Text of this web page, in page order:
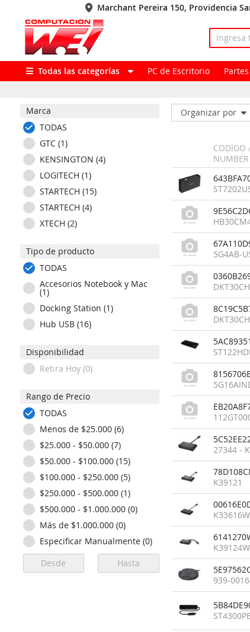
Marchant Pereira 150, Providencia
Todas las categorías PC de Escritorio
Marca
TODAS
GTC (1)
KENSINGTON (4)
LOGITECH (1)
STARTECH (15)
STARTECH (4)
XTECH (2)
Tipo de producto
TODAS
Accesorios Notebook y Mac
(1)
Docking Station (1)
Hub USB (16)
Disponibilidad
Retira Hoy (0)
Rango de Precio
TODAS
Menos de $25.000 (6)
$25.000 - $50.000 (7)
$50.000 - $100.000 (15)
$100.000 - $250.000 (5)
$250.000 - $500.000 (1)
$500.000 - $1.000.000 (0)
Más de $1.000.000 (0)
Especificar Manualmente (0)
Organizar por
CODIGO
NUMBER
5G4AB-
27344 -
K39121
939-